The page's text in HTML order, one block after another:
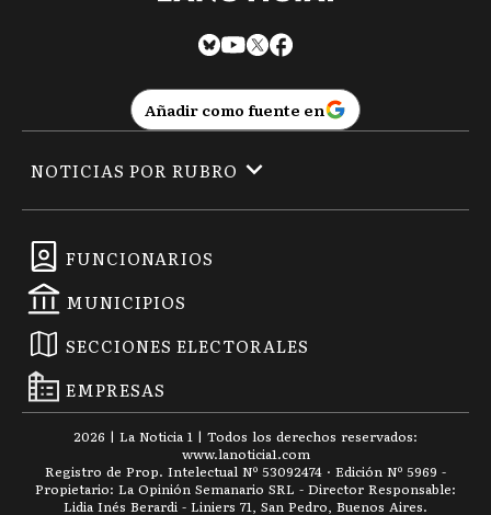
Añadir como fuente en
FUNCIONARIOS
MUNICIPIOS
SECCIONES ELECTORALES
EMPRESAS
NOTICIAS POR RUBRO
2026 | La Noticia 1 | Todos los derechos reservados:
www.lanoticia1.com
Registro de Prop. Intelectual Nº 53092474 · Edición Nº 5969 -
Propietario: La Opinión Semanario SRL - Director Responsable:
Lidia Inés Berardi - Liniers 71, San Pedro, Buenos Aires.